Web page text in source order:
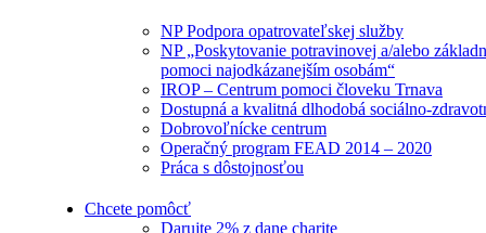
NP Podpora opatrovateľskej služby
NP „Poskytovanie potravinovej a/alebo
pomoci najodkázanejším osobám“
IROP – Centrum pomoci človeku Trnava
Dostupná a kvalitná dlhodobá sociálno-
Dobrovoľnícke centrum
Operačný program FEAD 2014 – 2020
Práca s dôstojnosťou
Chcete pomôcť
Darujte 2% z dane charite